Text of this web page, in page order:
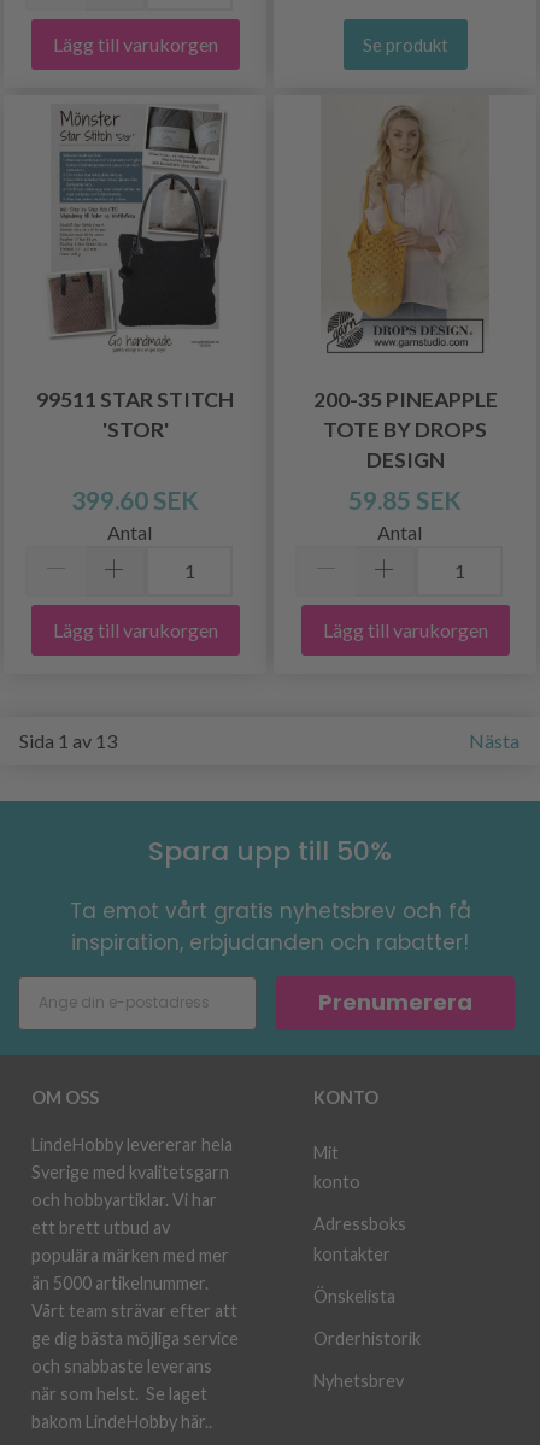
Lägg till varukorgen Se produkt
99511 STAR STITCH
'STOR'
399.60 SEK
Antal
Lägg till varukorgen
200-35 PINEAPPLE
TOTE BY DROPS
DESIGN
59.85 SEK
Antal
Lägg till varukorgen
Sida 1 av 13 Nästa
Spara upp till 50%
Ta emot vårt gratis nyhetsbrev och få
inspiration, erbjudanden och rabatter!
Prenumerera
OM OSS
LindeHobby levererar hela
Sverige med kvalitetsgarn
och hobbyartiklar. Vi har
ett brett utbud av
populära märken med mer
än 5000 artikelnummer.
Vårt team strävar efter att
ge dig bästa möjliga service
och snabbaste leverans
när som helst. Se laget
bakom LindeHobby här..
KONTO
Mit
konto
Adressboks
kontakter
Önskelista
Orderhistorik
Nyhetsbrev